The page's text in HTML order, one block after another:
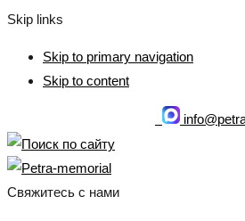
Skip links
Skip to primary navigation
Skip to content
Свяжитесь с нами